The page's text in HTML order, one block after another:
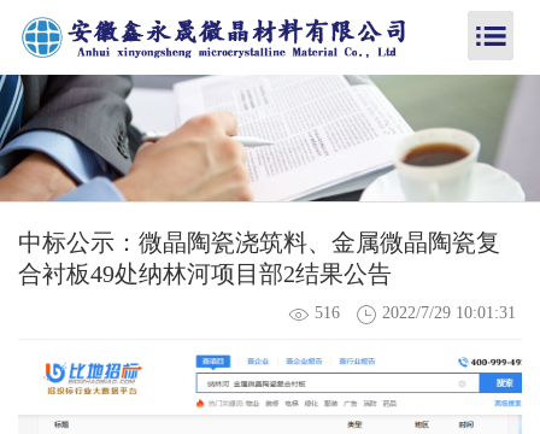
中标公示：微晶陶瓷浇筑料、金属微晶陶瓷复
合衬板49处纳林河项目部2结果公告
516 2022/7/29 10:01:31